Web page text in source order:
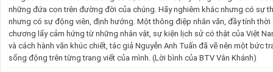
những đứa con trên đường đời của chúng. Hãy nghiêm khắc nhưng có sự
nhưng có sự động viên, định hướng. Một thông điệp nhân văn, đầy tính
chương lấy cảm hứng từ những nhân vật, sự kiện lịch sử có thật của Việt
và cách hành văn khúc chiết, tác giả Nguyễn Anh Tuấn đã vẽ nên một bức
sống động trên từng trang viết của mình. (Lời bình của BTV Vân Khánh)